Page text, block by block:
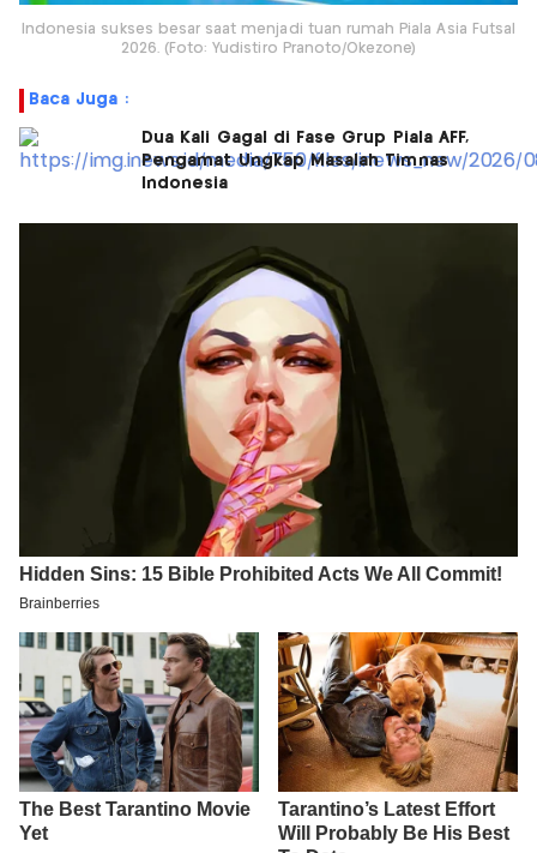
Indonesia sukses besar saat menjadi tuan rumah Piala Asia Futsal
2026. (Foto: Yudistiro Pranoto/Okezone)
Baca Juga :
Dua Kali Gagal di Fase Grup Piala AFF,
Pengamat Ungkap Masalah Timnas
Indonesia